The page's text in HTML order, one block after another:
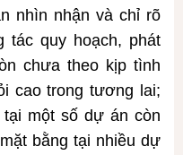
nhìn nhận và chỉ rõ
tác quy hoạch, phát
chưa theo kịp tình
cao trong tương lai;
một số dự án còn
bằng tại nhiều dự